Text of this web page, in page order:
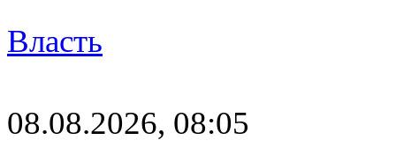
Власть
08.08.2026, 08:05